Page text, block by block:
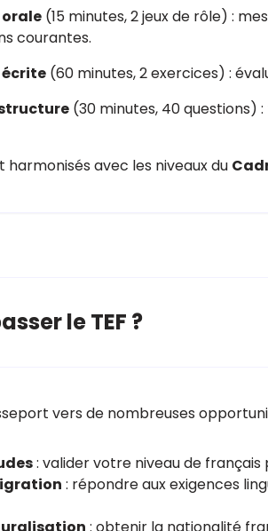
orale (15 minutes, 2 jeux de rôle) :
courantes.
écrite (60 minutes, 2 exercices) :
(30 minutes, 40 questions)
harmonisés avec les niveaux du
le TEF ?
vers de nombreuses
: valider votre niveau de
: répondre aux exigences
: obtenir la nationalité